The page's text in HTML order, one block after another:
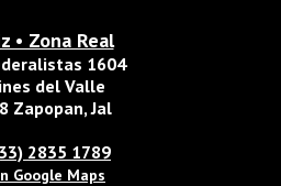
• Zona Real
1604
del Valle
Zapopan, Jal
2835 1789
Google Maps